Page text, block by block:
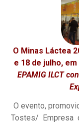
O Minas Láctea
e 18 de julho,
EPAMIG ILCT
O evento,
Tostes/ Empresa